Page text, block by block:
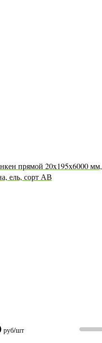
прямой 20x195x6000 мм,
ель, сорт АВ
руб/шт